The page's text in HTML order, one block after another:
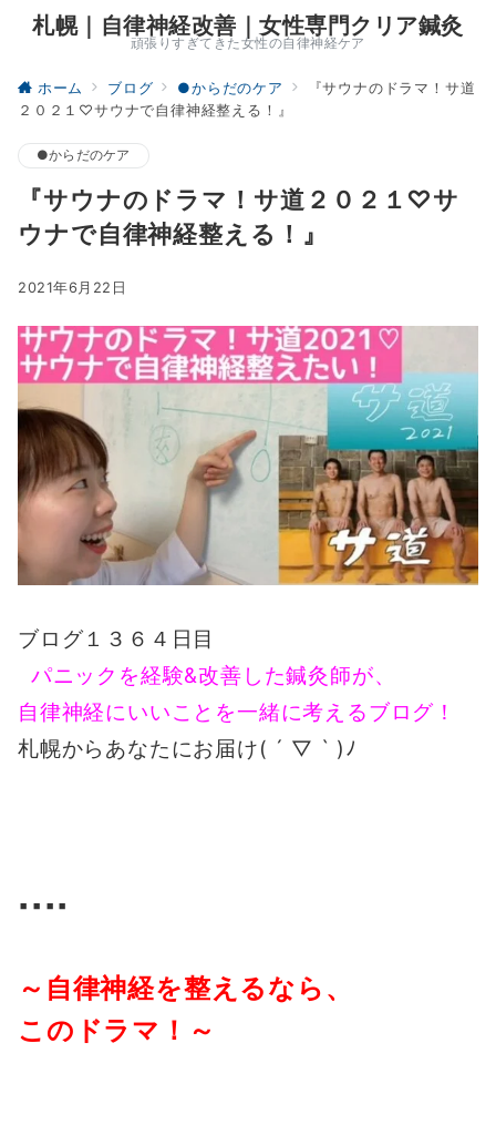
札幌｜自律神経改善｜女性専門クリア鍼灸
頑張りすぎてきた女性の自律神経ケア
ホーム ブログ ●からだのケア
『サウナのドラマ！サ道
２０２１♡サウナで自律神経整える！』
●からだのケア
『サウナのドラマ！サ道２０２１♡サ
ウナで自律神経整える！』
2021年6月22日
ブログ１３６４日目
パニックを経験&改善した鍼灸師が、
自律神経にいいことを一緒に考えるブログ！
札幌からあなたにお届け( ´ ▽ ` )ﾉ
▪️▪️▪️▪️
～自律神経を整えるなら、
このドラマ！～